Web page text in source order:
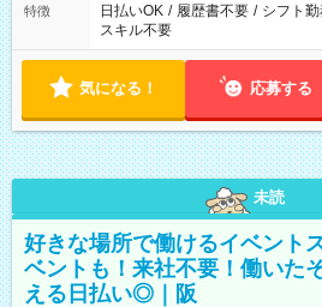
特徴 日払いOK / 履歴書不要 / シフト勤
スキル不要
気になる！ 応募する
未読
好きな場所で働けるイベント
ベントも！来社不要！働いた
える日払い◎｜阪